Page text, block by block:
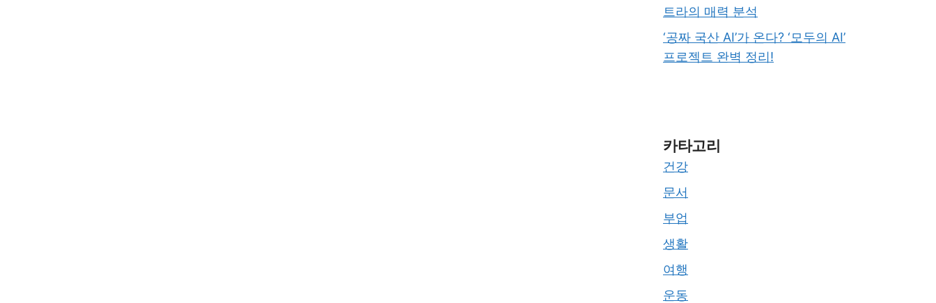
트라의 매력 분석
‘공짜 국산 AI’가 온다? ‘모두의 AI’
프로젝트 완벽 정리!
카타고리
건강
문서
부업
생활
여행
운동